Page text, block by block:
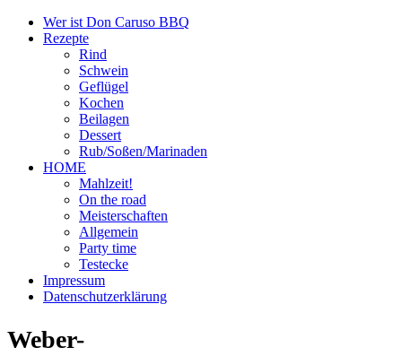
Wer ist Don Caruso BBQ
Rezepte
Rind
Schwein
Geflügel
Kochen
Beilagen
Dessert
Rub/Soßen/Marinaden
HOME
Mahlzeit!
On the road
Meisterschaften
Allgemein
Party time
Testecke
Impressum
Datenschutzerklärung
Weber-